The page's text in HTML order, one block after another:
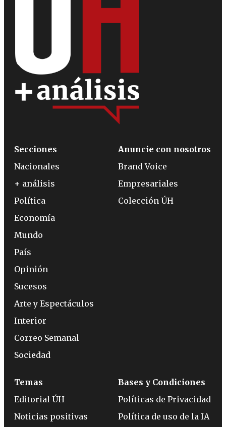
Secciones
Nacionales
+ análisis
Política
Economía
Mundo
País
Opinión
Sucesos
Arte y Espectáculos
Interior
Correo Semanal
Sociedad
Anuncie con nosotros
Brand Voice
Empresariales
Colección ÚH
Temas
Editorial ÚH
Noticias positivas
Bases y Condiciones
Políticas de Privacidad
Política de uso de la IA